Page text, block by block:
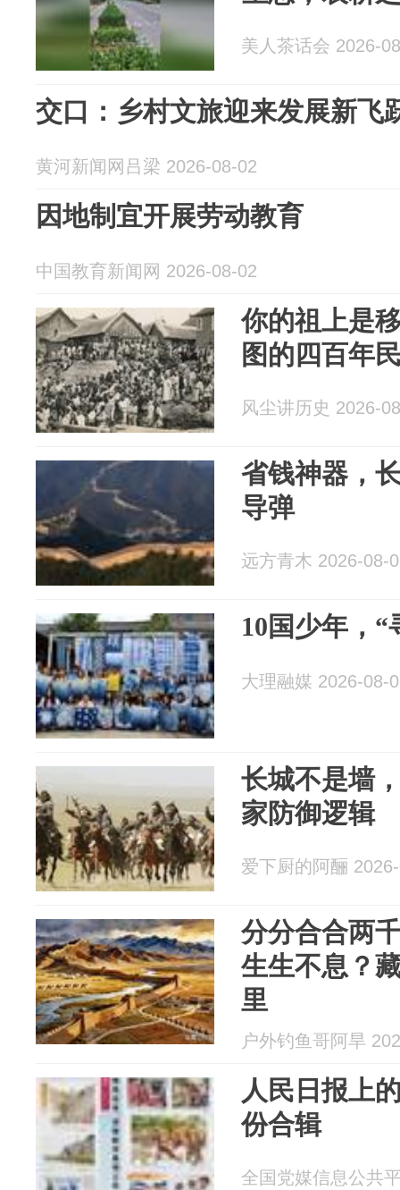
美人茶话会 2026-
交口：乡村文旅迎来发展新飞
黄河新闻网吕梁 2026-08-02
因地制宜开展劳动教育
中国教育新闻网 2026-08-02
你的祖上是
图的四百年
风尘讲历史 2026-
省钱神器，
导弹
远方青木 2026-08-
10国少年，“
大理融媒 2026-08-
长城不是墙
家防御逻辑
爱下厨的阿酾
分分合合两
生生不息？
里
户外钓鱼哥阿旱
人民日报上
份合辑
全国党媒信息公共